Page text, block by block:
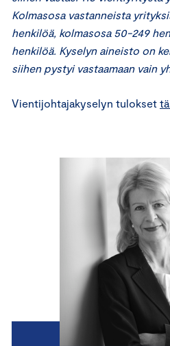
Kolmasosa vastanneista
henkilöä, kolmasosa 50-249
henkilöä. Kyselyn aineisto on
siihen pystyi vastaamaan vain
Vientijohtajakyselyn tulokset